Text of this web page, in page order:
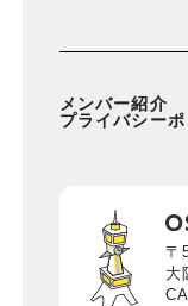
メンバー紹介
プライバシー
〒
大